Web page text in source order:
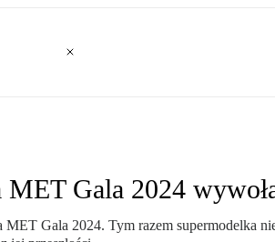
Gala 2024
Gala 2024. Tym razem supermodelka